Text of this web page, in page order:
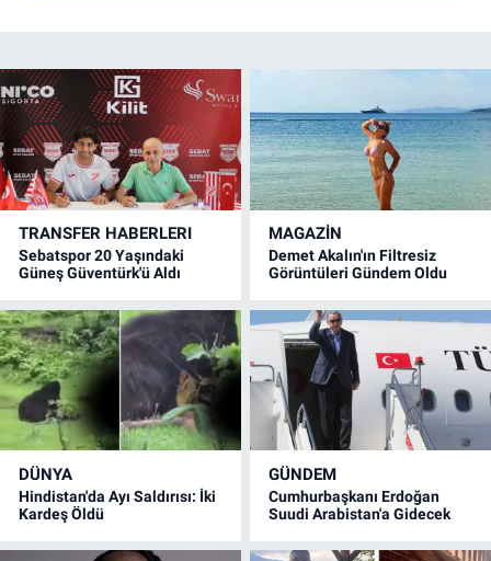
TRANSFER HABERLERI
Sebatspor 20 Yaşındaki
Güneş Güventürk'ü Aldı
MAGAZİN
Demet Akalın'ın Filtresiz
Görüntüleri Gündem Oldu
DÜNYA
Hindistan'da Ayı Saldırısı: İki
Kardeş Öldü
GÜNDEM
Cumhurbaşkanı Erdoğan
Suudi Arabistan'a Gidecek